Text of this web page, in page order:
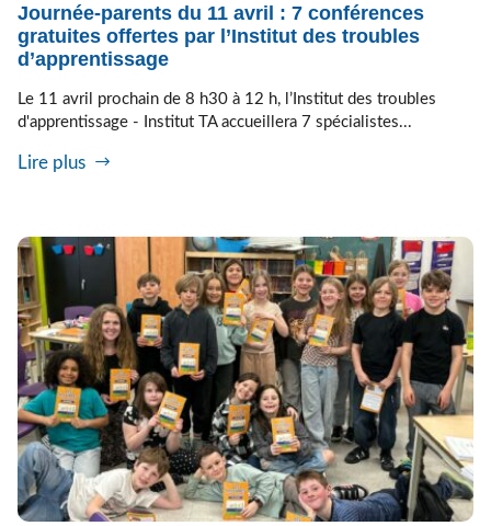
Journée-parents du 11 avril : 7 conférences
gratuites offertes par l’Institut des troubles
d’apprentissage
Le 11 avril prochain de 8 h30 à 12 h, l’Institut des troubles
d'apprentissage - Institut TA accueillera 7 spécialistes...
Lire plus